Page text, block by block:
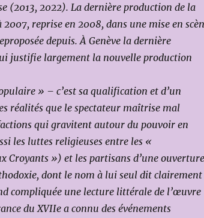
(2013, 2022). La dernière production de la
reprise en 2008, dans une mise en
depuis. À Genève la dernière
justifie largement la nouvelle production
» – c’est sa qualification et d’un
réalités que le spectateur maîtrise mal
qui gravitent autour du pouvoir en
les luttes religieuses entre les «
Croyants ») et les partisans d’une ouverture
dont le nom à lui seul dit clairement
compliquée une lecture littérale de l’œuvre
du XVIIe a connu des événements